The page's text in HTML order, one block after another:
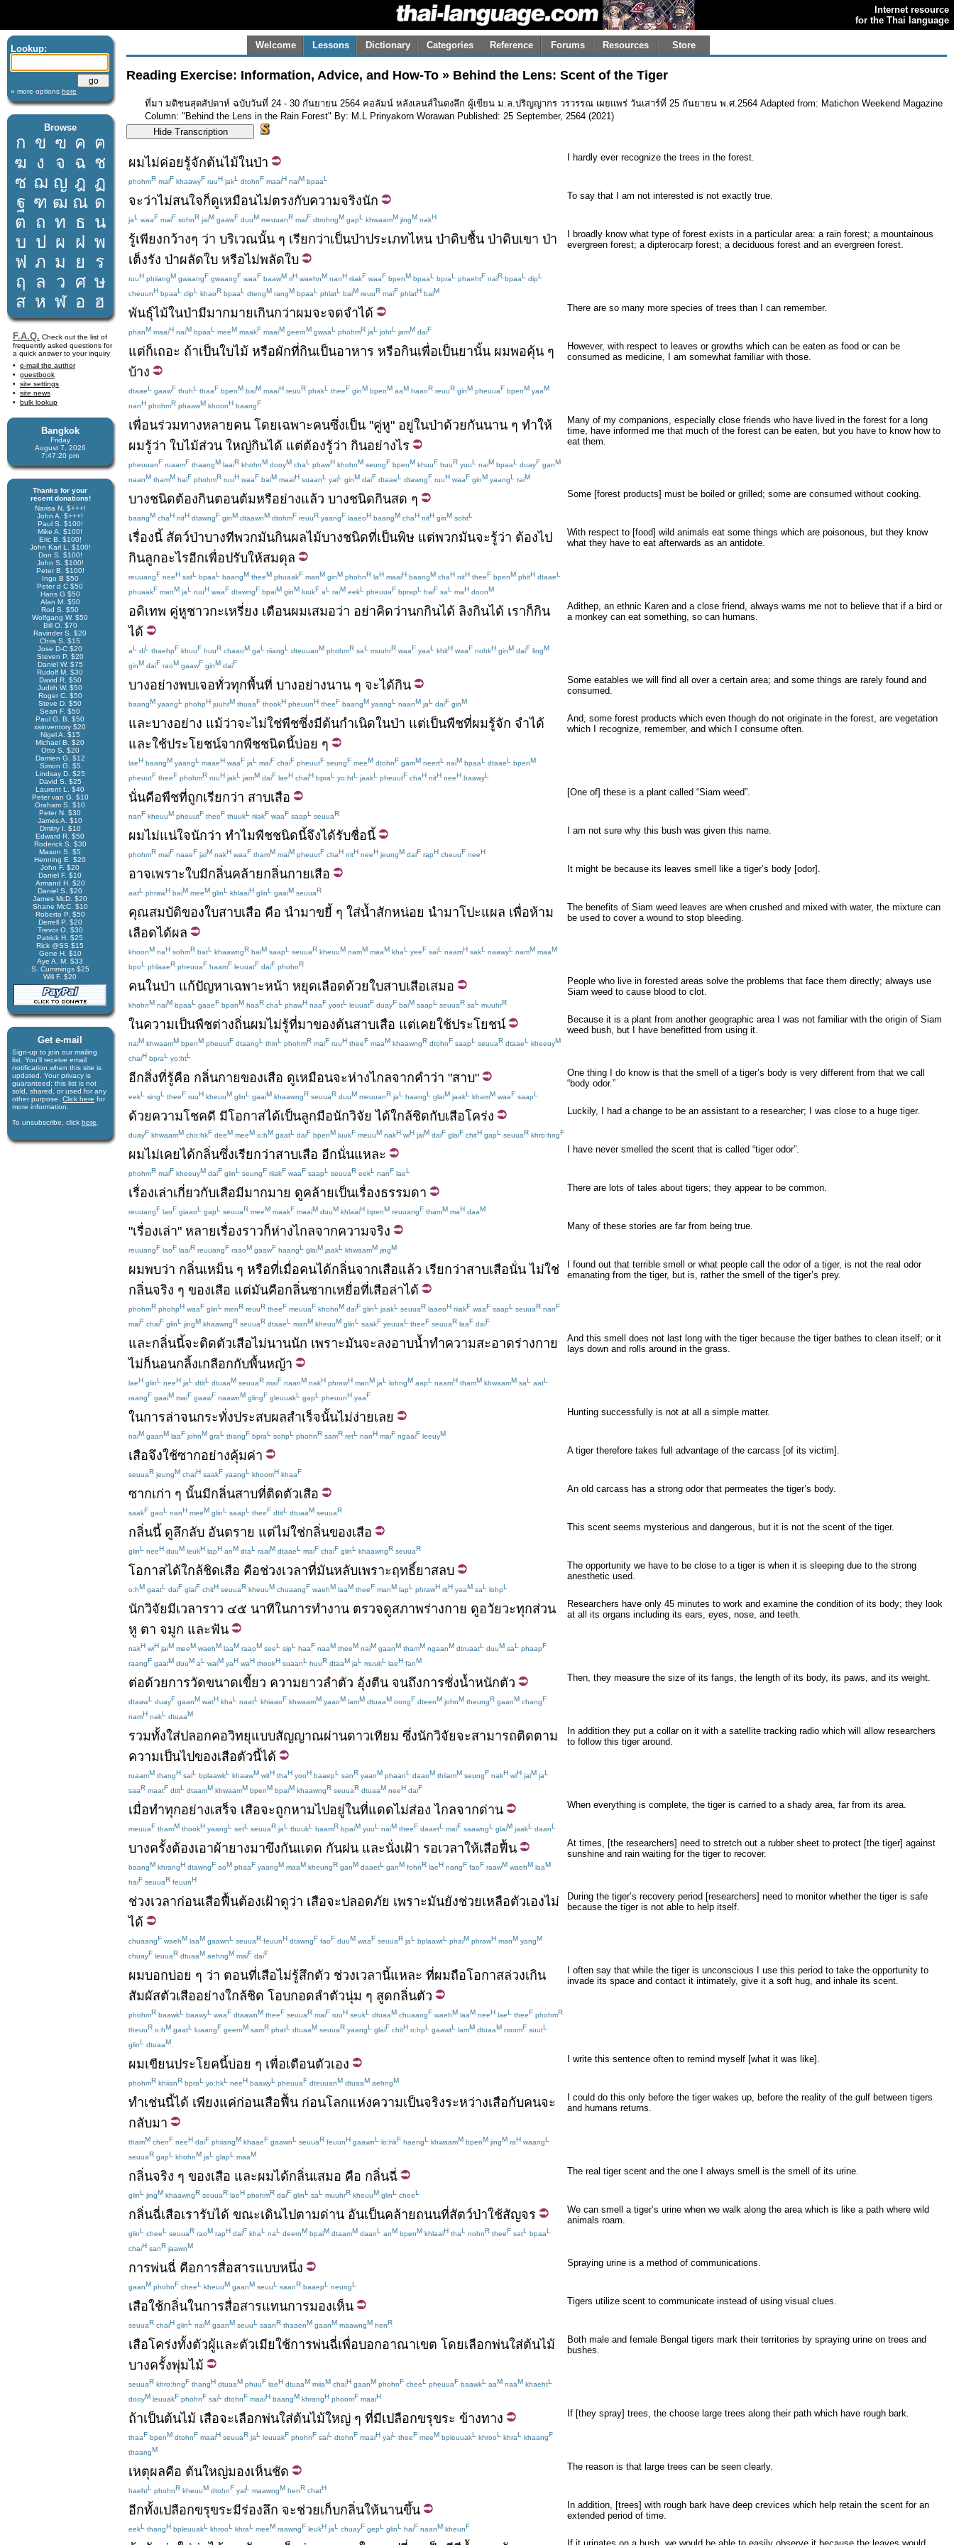
Internet resource
for the Thai language
Lookup:
» more options here
Browse
ก ข ฃ ค ฅ
ฆ ง จ ฉ ช
ซ ฌ ญ ฎ ฏ
ฐ ฑ ฒ ณ ด
ต ถ ท ธ น
บ ป ผ ฝ พ
ฟ ภ ม ย
ร
ฤ
ล ว ศ ษ
ส ห ฬ อ ฮ
F.A.Q. Check out the list of
frequently asked questions for
a quick answer to your inquiry
e-mail the author
guestbook
site settings
site news
bulk lookup
Bangkok
Friday
August 7, 2026
7:47:20 pm
Thanks for your
recent donations!
Narisa N. $+++!
John A. $+++!
Paul S. $100!
Mike A. $100!
Eric B. $100!
John Karl L. $100!
Don S. $100!
John S. $100!
Peter B. $100!
Ingo B $50
Peter d C $50
Hans G $50
Alan M. $50
Rod S. $50
Wolfgang W. $50
Bill O. $70
Ravinder S. $20
Chris S. $15
Jose D-C $20
Steven P. $20
Daniel W. $75
Rudolf M. $30
David R. $50
Judith W. $50
Roger C. $50
Steve D. $50
Sean F. $50
Paul G. B. $50
xsinventory $20
Nigel A. $15
Michael B. $20
Otto S. $20
Damien G. $12
Simon G. $5
Lindsay D. $25
David S. $25
Laurent L. $40
Peter van G. $10
Graham S. $10
Peter N. $30
James A. $10
Dmitry I. $10
Edward R. $50
Roderick S. $30
Mason S. $5
Henning E. $20
John F. $20
Daniel F. $10
Armand H. $20
Daniel S. $20
James McD. $20
Shane McC. $10
Roberto P. $50
Derrell P. $20
Trevor O. $30
Patrick H. $25
Rick @SS $15
Gene H. $10
Aye A. M. $33
S. Cummings $25
Will F. $20
Get e-mail
Sign-up to join our mail­ing
list. You'll receive e­mail
notification when this site is
updated. Your privacy is
guaran­teed; this list is not
sold, shared, or used for any
other purpose. Click here for
more infor­mation.
To unsubscribe, click here
Welcome Lessons Dictionary Categories Reference Forums Resources Store
Reading Exercise: Information, Advice, and How-To » Behind the Lens: Scent of the Tiger
ที่มา มติชนสุดสัปดาห์ ฉบับวันที่ 24 - 30 กันยายน 2564 คอลัมน์ หลังเลนส์ในดงลึก ผู้เขียน ม.ล.ปริญญากร วรวรรณ เผยแพร่ วันเสาร์ที่ 25 กันยายน พ.ศ.2564 Adapted from: Matichon Weekend Magazine
Column: "Behind the Lens in the Rain Forest" By: M.L Prinyakorn Worawan Published: 25 September, 2564 (2021)
ผมไม่ค่อยรู้จักต้นไม้ในป่า
phohmR maiF khaawyF ruuH jakL dtohnF maaiH naiM bpaaL
I hardly ever recognize the trees in the forest.
จะว่าไม่สนใจก็ดูเหมือนไม่ตรงกับความจริงนัก
jaL waaF maiF sohnR jaiM gaawF duuM meuuanR maiF dtrohngM gapL khwaamM jingM nakH
To say that I am not interested is not exactly true.
รู้เพียงกว้างๆ ว่า บริเวณนั้น ๆ เรียกว่าเป็นป่าประเภทไหน ป่าดิบชื้น ป่าดิบเขา ป่า
เต็งรัง ป่าผลัดใบ หรือไม่พลัดใบ
ruuH phiiangM gwaangF gwaangF waaF baawM riH waehnM nanH riiakF waaF bpenM bpaaL bpraL phaehtF naiR bpaaL dipL
cheuunH bpaaL dipL khaoR bpaaL dtengM rangM bpaaL phlatL baiM reuuR maiF phlatH baiM
I broadly know what type of forest exists in a particular area: a rain forest; a mountainous
evergreen forest; a dipterocarp forest; a deciduous forest and an evergreen forest.
พันธุ์ไม้ในป่ามีมากมายเกินกว่าผมจะจดจำได้
phanM maaiH naiM bpaaL meeM maakF maaiM geernM gwaaL phohmR jaL johtL jamM daiF
There are so many more species of trees than I can remember.
แต่ก็เถอะ ถ้าเป็นใบไม้ หรือผักที่กินเป็นอาหาร หรือกินเพื่อเป็นยานั้น ผมพอคุ้น ๆ
บ้าง
dtaaeL gaawF thuhL thaaF bpenM baiM maaiH reuuR phakL theeF ginM bpenM aaM haanR reuuR ginM pheuuaF bpenM yaaM
nanH phohmR phaawM khoonH baangF
However, with respect to leaves or growths which can be eaten as food or can be
consumed as medicine, I am somewhat familiar with those.
เพื่อนร่วมทางหลายคน โดยเฉพาะคนซึ่งเป็น "คู่หู" อยู่ในป่าด้วยกันนาน ๆ ทำให้
ผมรู้ว่า ใบไม้ส่วน ใหญ่กินได้ แต่ต้องรู้ว่า กินอย่างไร
pheuuanF ruaamF thaangM laaiR khohnM dooyM chaL phawH khohnM seungF bpenM khuuF huuR yuuL naiM bpaaL duayF ganM
naanM thamM haiF phohmR ruuH waaF baiM maaiH suaanL yaiL ginM daiF dtaaeL dtawngF ruuH waaF ginM yaangL raiM
Many of my companions, especially close friends who have lived in the forest for a long
time, have informed me that much of the forest can be eaten, but you have to know how to
eat them.
บางชนิดต้องกินตอนต้มหรือย่างแล้ว บางชนิดกินสด ๆ
baangM chaH nitH dtawngF ginM dtaawnM dtohmF reuuR yaangF laaeoH baangM chaH nitH ginM sohtL
Some [forest products] must be boiled or grilled; some are consumed without cooking.
เรื่องนี้ สัตว์ป่าบางทีพวกมันกินผลไม้บางชนิดที่เป็นพิษ แต่พวกมันจะรู้ว่า ต้องไป
กินลูกอะไรอีกเพื่อปรับให้สมดุล
reuuangF neeH satL bpaaL baangM theeM phuaakF manM ginM phohnR laH maaiH baangM chaH nitH theeF bpenM phitH dtaaeL
phuaakF manM jaL ruuH waaF dtawngF bpaiM ginM luukF aL raiM eekL pheuuaF bprapL haiF saL maH doonM
With respect to [food] wild animals eat some things which are poisonous, but they know
what they have to eat afterwards as an antidote.
อดิเทพ คู่หูชาวกะเหรี่ยง เตือนผมเสมอว่า อย่าคิดว่านกกินได้ ลิงกินได้ เราก็กิน
ได้
aL diL thaehpF khuuF huuR chaaoM gaL riiangL dteuuanM phohmR saL muuhrR waaF yaaL khitH waaF nohkH ginM daiF lingM
ginM daiF raoM gaawF ginM daiF
Adithep, an ethnic Karen and a close friend, always warns me not to believe that if a bird or
a monkey can eat something, so can humans.
บางอย่างพบเจอทั่วทุกพื้นที่ บางอย่างนาน ๆ จะได้กิน
baangM yaangL phohpH juuhrM thuaaF thookH pheuunH theeF baangM yaangL naanM jaL daiF ginM
Some eatables we will find all over a certain area; and some things are rarely found and
consumed.
และบางอย่าง แม้ว่าจะไม่ใช่พืชซึ่งมีต้นกำเนิดในป่า แต่เป็นพืชที่ผมรู้จัก จำได้
และใช้ประโยชน์จากพืชชนิดนี้บ่อย ๆ
laeH baangM yaangL maaeH waaF jaL maiF chaiF pheuutF seungF meeM dtohnF gamM neertL naiM bpaaL dtaaeL bpenM
pheuutF theeF phohmR ruuH jakL jamM daiF laeH chaiH bpraL yo:htL jaakL pheuutF chaH nitH neeH baawyL
And, some forest products which even though do not originate in the forest, are vegetation
which I recognize, remember, and which I consume often.
นั่นคือพืชที่ถูกเรียกว่า สาบเสือ
nanF kheuuM pheuutF theeF thuukL riiakF waaF saapL seuuaR
[One of] these is a plant called “Siam weed”.
ผมไม่แน่ใจนักว่า ทำไมพืชชนิดนี้จึงได้รับชื่อนี้
phohmR maiF naaeF jaiM nakH waaF thamM maiM pheuutF chaH nitH neeH jeungM daiF rapH cheuuF neeH
I am not sure why this bush was given this name.
อาจเพราะใบมีกลิ่นคล้ายกลิ่นกายเสือ
aatL phrawH baiM meeM glinL khlaaiH glinL gaaiM seuuaR
It might be because its leaves smell like a tiger’s body [odor].
คุณสมบัติของใบสาบเสือ คือ นำมาขยี้ ๆ ใส่น้ำสักหน่อย นำมาโปะแผล เพื่อห้าม
เลือดได้ผล
khoonM naH sohmR batL khaawngR baiM saapL seuuaR kheuuM namM maaM khaL yeeF saiL naamH sakL naawyL namM maaM
bpoL phlaaeR pheuuaF haamF leuuatF daiF phohnR
The benefits of Siam weed leaves are when crushed and mixed with water, the mixture can
be used to cover a wound to stop bleeding.
คนในป่า แก้ปัญหาเฉพาะหน้า หยุดเลือดด้วยใบสาบเสือเสมอ
khohnM naiM bpaaL gaaeF bpanM haaR chaL phawH naaF yootL leuuatF duayF baiM saapL seuuaR saL muuhrR
People who live in forested areas solve the problems that face them directly; always use
Siam weed to cause blood to clot.
ในความเป็นพืชต่างถิ่นผมไม่รู้ที่มาของต้นสาบเสือ แต่เคยใช้ประโยชน์
naiM khwaamM bpenM pheuutF dtaangL thinL phohmR maiF ruuH theeF maaM khaawngR dtohnF saapL seuuaR dtaaeL kheeuyM
chaiH bpraL yo:htL
Because it is a plant from another geographic area I was not familiar with the origin of Siam
weed bush, but I have benefitted from using it.
อีกสิ่งที่รู้คือ กลิ่นกายของเสือ ดูเหมือนจะห่างไกลจากคำว่า "สาบ"
eekL singL theeF ruuH kheuuM glinL gaaiM khaawngR seuuaR duuM meuuanR jaL haangL glaiM jaakL khamM waaF saapL
One thing I do know is that the smell of a tiger’s body is very different from that we call
“body odor.”
ด้วยความโชคดี มีโอกาสได้เป็นลูกมือนักวิจัย ได้ใกล้ชิดกับเสือโคร่ง
duayF khwaamM cho:hkF deeM meeM o:hM gaatL daiF bpenM luukF meuuM nakH wiH jaiM daiF glaiF chitH gapL seuuaR khro:hngF
Luckily, I had a change to be an assistant to a researcher; I was close to a huge tiger.
ผมไม่เคยได้กลิ่นซึ่งเรียกว่าสาบเสือ อีกนั่นแหละ
phohmR maiF kheeuyM daiF glinL seungF riiakF waaF saapL seuuaR eekL nanF laeL
I have never smelled the scent that is called “tiger odor”.
เรื่องเล่าเกี่ยวกับเสือมีมากมาย ดูคล้ายเป็นเรื่องธรรมดา
reuuangF laoF giaaoL gapL seuuaR meeM maakF maaiM duuM khlaaiH bpenM reuuangF thamM maH daaM
There are lots of tales about tigers; they appear to be common.
"เรื่องเล่า" หลายเรื่องราวก็ห่างไกลจากความจริง
reuuangF laoF laaiR reuuangF raaoM gaawF haangL glaiM jaakL khwaamM jingM
Many of these stories are far from being true.
ผมพบว่า กลิ่นเหม็น ๆ หรือที่เมื่อคนได้กลิ่นจากเสือแล้ว เรียกว่าสาบเสือนั่น ไม่ใช่
กลิ่นจริง ๆ ของเสือ แต่มันคือกลิ่นซากเหยื่อที่เสือล่าได้
phohmR phohpH waaF glinL menR reuuR theeF meuuaF khohnM daiF glinL jaakL seuuaR laaeoH riiakF waaF saapL seuuaR nanF
maiF chaiF glinL jingM khaawngR seuuaR dtaaeL manM kheuuM glinL saakF yeuuaL theeF seuuaR laaF daiF
I found out that terrible smell or what people call the odor of a tiger, is not the real odor
emanating from the tiger, but is, rather the smell of the tiger’s prey.
และกลิ่นนี้จะติดตัวเสือไม่นานนัก เพราะมันจะลงอาบน้ำทำความสะอาดร่างกาย
ไม่ก็นอนกลิ้งเกลือกกับพื้นหญ้า
laeH glinL neeH jaL dtitL dtuaaM seuuaR maiF naanM nakH phrawH manM jaL lohngM aapL naamH thamM khwaamM saL aatL
raangF gaaiM maiF gaawF naawnM glingF gleuuakL gapL pheuunH yaaF
And this smell does not last long with the tiger because the tiger bathes to clean itself; or it
lays down and rolls around in the grass.
ในการล่าจนกระทั่งประสบผลสำเร็จนั้นไม่ง่ายเลย
naiM gaanM laaF johnM graL thangF bpraL sohpL phohnR samR retL nanH maiF ngaaiF leeuyM
Hunting successfully is not at all a simple matter.
เสือจึงใช้ซากอย่างคุ้มค่า
seuuaR jeungM chaiH saakF yaangL khoomH khaaF
A tiger therefore takes full advantage of the carcass [of its victim].
ซากเก่า ๆ นั้นมีกลิ่นสาบที่ติดตัวเสือ
saakF gaoL nanH meeM glinL saapL theeF dtitL dtuaaM seuuaR
An old carcass has a strong odor that permeates the tiger’s body.
กลิ่นนี้ ดูลึกลับ อันตราย แต่ไม่ใช่กลิ่นของเสือ
glinL neeH duuM leukH lapH anM dtaL raaiM dtaaeL maiF chaiF glinL khaawngR seuuaR
This scent seems mysterious and dangerous, but it is not the scent of the tiger.
โอกาสได้ใกล้ชิดเสือ คือช่วงเวลาที่มันหลับเพราะฤทธิ์ยาสลบ
o:hM gaatL daiF glaiF chitH seuuaR kheuuM chuaangF waehM laaM theeF manM lapL phrawH ritH yaaM saL lohpL
The opportunity we have to be close to a tiger is when it is sleeping due to the strong
anesthetic used.
นักวิจัยมีเวลาราว ๔๕ นาทีในการทำงาน ตรวจดูสภาพร่างกาย ดูอวัยวะทุกส่วน
หู ตา จมูก และฟัน
nakH wiH jaiM meeM waehM laaM raaoM seeL sipL haaF naaM theeM naiM gaanM thamM ngaanM dtruaatL duuM saL phaapF
raangF gaaiM duuM aL waiM yaH waH thookH suaanL huuR dtaaM jaL muukL laeH fanM
Researchers have only 45 minutes to work and examine the condition of its body; they look
at all its organs including its ears, eyes, nose, and teeth.
ต่อด้วยการวัดขนาดเขี้ยว ความยาวลำตัว อุ้งตีน จนถึงการชั่งน้ำหนักตัว
dtaawL duayF gaanM watH khaL naatL khiaaoF khwaamM yaaoM lamM dtuaaM oongF dteenM johnM theungR gaanM changF
namH nakL dtuaaM
Then, they measure the size of its fangs, the length of its body, its paws, and its weight.
รวมทั้งใส่ปลอกคอวิทยุแบบสัญญาณผ่านดาวเทียม ซึ่งนักวิจัยจะสามารถติดตาม
ความเป็นไปของเสือตัวนี้ได้
ruaamM thangH saiL bplaawkL khaawM witH thaH yooH baaepL sanR yaanM phaanL daaoM thiiamM seungF nakH wiH jaiM jaL
saaR maatF dtitL dtaamM khwaamM bpenM bpaiM khaawngR seuuaR dtuaaM neeH daiF
In addition they put a collar on it with a satellite tracking radio which will allow researchers
to follow this tiger around.
เมื่อทำทุกอย่างเสร็จ เสือจะถูกหามไปอยู่ในที่แดดไม่ส่อง ไกลจากด่าน
meuuaF thamM thookH yaangL setL seuuaR jaL thuukL haamR bpaiM yuuL naiM theeF daaetL maiF saawngL glaiM jaakL daanL
When everything is complete, the tiger is carried to a shady area, far from its area.
บางครั้งต้องเอาผ้ายางมาขึงกันแดด กันฝน และนั่งเฝ้า รอเวลาให้เสือฟื้น
baangM khrangH dtawngF aoM phaaF yaangM maaM kheungR ganM daaetL ganM fohnR laeH nangF faoF raawM waehM laaM
haiF seuuaR feuunH
At times, [the researchers] need to stretch out a rubber sheet to protect [the tiger] against
sunshine and rain waiting for the tiger to recover.
ช่วงเวลาก่อนเสือฟื้นต้องเฝ้าดูว่า เสือจะปลอดภัย เพราะมันยังช่วยเหลือตัวเองไม่
ได้
chuaangF waehM laaM gaawnL seuuaR feuunH dtawngF faoF duuM waaF seuuaR jaL bplaawtL phaiM phrawH manM yangM
chuayF leuuaR dtuaaM aehngM maiF daiF
During the tiger’s recovery period [researchers] need to monitor whether the tiger is safe
because the tiger is not able to help itself.
ผมบอกบ่อย ๆ ว่า ตอนที่เสือไม่รู้สึกตัว ช่วงเวลานี้แหละ ที่ผมถือโอกาสล่วงเกิน
สัมผัสตัวเสืออย่างใกล้ชิด โอบกอดลำตัวนุ่ม ๆ สูดกลิ่นตัว
phohmR baawkL baawyL waaF dtaawnM theeF seuuaR maiF ruuH seukL dtuaaM chuaangF waehM laaM neeH laeL theeF phohmR
theuuR o:hM gaatL luaangF geernM samR phatL dtuaaM seuuaR yaangL glaiF chitH o:hpL gaawtL lamM dtuaaM noomF suutL
glinL dtuaaM
I often say that while the tiger is unconscious I use this period to take the opportunity to
invade its space and contact it intimately, give it a soft hug, and inhale its scent.
ผมเขียนประโยคนี้บ่อย ๆ เพื่อเตือนตัวเอง
phohmR khiianR bpraL yo:hkL neeH baawyL pheuuaF dteuuanM dtuaaM aehngM
I write this sentence often to remind myself [what it was like].
ทำเช่นนี้ได้ เพียงแค่ก่อนเสือฟื้น ก่อนโลกแห่งความเป็นจริงระหว่างเสือกับคนจะ
กลับมา
thamM chenF neeH daiF phiiangM khaaeF gaawnL seuuaR feuunH gaawnL lo:hkF haengL khwaamM bpenM jingM raH waangL
seuuaR gapL khohnM jaL glapL maaM
I could do this only before the tiger wakes up, before the reality of the gulf between tigers
and humans returns.
กลิ่นจริง ๆ ของเสือ และผมได้กลิ่นเสมอ คือ กลิ่นฉี่
glinL jingM khaawngR seuuaR laeH phohmR daiF glinL saL muuhrR kheuuM glinL cheeL
The real tiger scent and the one I always smell is the smell of its urine.
กลิ่นฉี่เสือเรารับได้ ขณะเดินไปตามด่าน อันเป็นคล้ายถนนที่สัตว์ป่าใช้สัญจร
glinL cheeL seuuaR raoM rapH daiF khaL naL deernM bpaiM dtaamM daanL anM bpenM khlaaiH thaL nohnR theeF satL bpaaL
chaiH sanR jaawnM
We can smell a tiger’s urine when we walk along the area which is like a path where wild
animals roam.
การพ่นฉี่ คือการสื่อสารแบบหนึ่ง
gaanM phohnF cheeL kheuuM gaanM seuuL saanR baaepL neungL
Spraying urine is a method of communications.
เสือใช้กลิ่นในการสื่อสารแทนการมองเห็น
seuuaR chaiH glinL naiM gaanM seuuL saanR thaaenM gaanM maawngM henR
Tigers utilize scent to communicate instead of using visual clues.
เสือโคร่งทั้งตัวผู้และตัวเมียใช้การพ่นฉี่เพื่อบอกอาณาเขต โดยเลือกพ่นใส่ต้นไม้
บางครั้งพุ่มไม้
seuuaR khro:hngF thangH dtuaaM phuuF laeH dtuaaM miiaM chaiH gaanM phohnF cheeL pheuuaF baawkL aaM naaM khaehtL
dooyM leuuakF phohnF saiL dtohnF maaiH baangM khrangH phoomF maaiH
Both male and female Bengal tigers mark their territories by spraying urine on trees and
bushes.
ถ้าเป็นต้นไม้ เสือจะเลือกพ่นใส่ต้นไม้ใหญ่ ๆ ที่มีเปลือกขรุขระ ข้างทาง
thaaF bpenM dtohnF maaiH seuuaR jaL leuuakF phohnF saiL dtohnF maaiH yaiL theeF meeM bpleuuakL khrooL khraL khaangF
thaangM
If [they spray] trees, the choose large trees along their path which have rough bark.
เหตุผลคือ ต้นใหญ่มองเห็นชัด
haehtL phohnR kheuuM dtohnF yaiL maawngM henR chatH
The reason is that large trees can be seen clearly.
อีกทั้งเปลือกขรุขระมีร่องลึก จะช่วยเก็บกลิ่นให้นานขึ้น
eekL thangH bpleuuakL khrooL khraL meeM raawngF leukH jaL chuayF gepL glinL haiF naanM kheunF
In addition, [trees] with rough bark have deep crevices which help retain the scent for an
extended period of time.